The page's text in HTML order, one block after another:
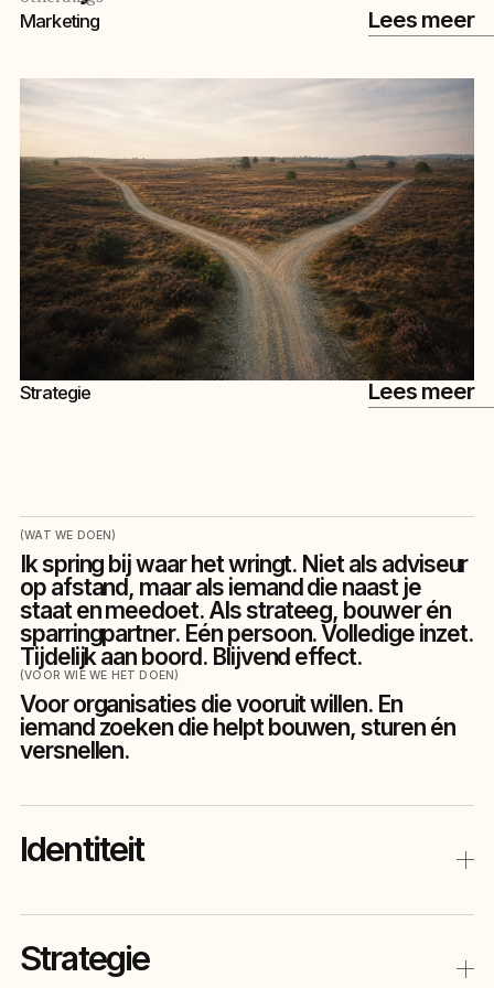
Marketing Lees meer
Strategie Lees meer
(WAT WE DOEN)
Ik spring bij waar het wringt. Niet als adviseur
op afstand, maar als iemand die naast je
staat en meedoet. Als strateeg, bouwer én
sparringpartner. Eén persoon. Volledige inzet.
Tijdelijk aan boord. Blijvend effect.
(VOOR WIE WE HET DOEN)
Voor organisaties die vooruit willen. En
iemand zoeken die helpt bouwen, sturen én
versnellen.
Identiteit
Strategie